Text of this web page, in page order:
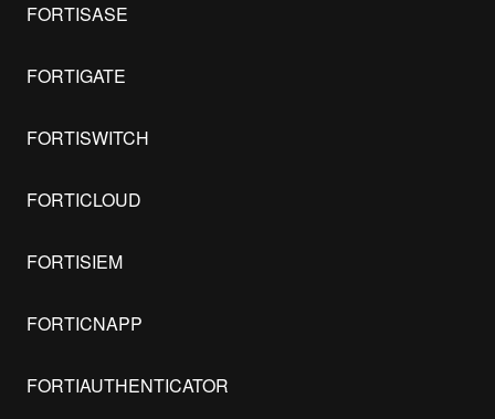
FORTISASE
FORTIGATE
FORTISWITCH
FORTICLOUD
FORTISIEM
FORTICNAPP
FORTIAUTHENTICATOR